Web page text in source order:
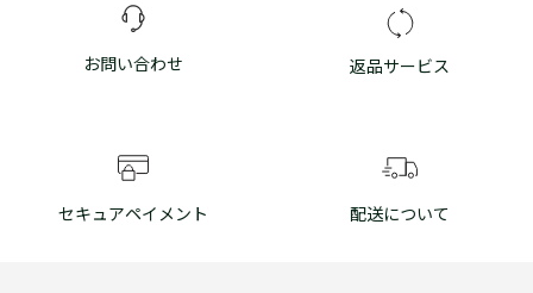
お問い合わせ 返品サービス
セキュアペイメント 配送について